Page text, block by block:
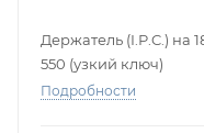
Держатель (I.P.C.) на
550 (узкий ключ)
Подробности